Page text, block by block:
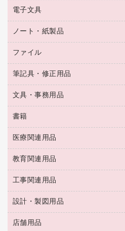
ハンドソープ・石鹸
トイレ用品
トイレ用洗剤
ティッシュペーパー
ダストボックス
タオル・アメニティ用品
スリッパ・サンダル・シューズ
スポーツ・レジャー用品
ゴミ袋
キッチン用品
食品添加物製品
タイムレコーダー
シュレッダ
ＯＨＰ用品
乾電池・充電池
フィルム・カメラ用品
デスクライト
アルバム
掃除機・クリーナー
空調・季節家電
その他電化製品
キッチン・調理家電
ＯＡタップ／延長コード
電子文具
電卓
ラベルテープ
その他電子文具
ノート・紙製品
封筒
伝票
典礼用品
帳簿
額縁
各種用紙
ルーズリーフ
バインダーノート
ファイル
名刺整理用品
板目表紙・綴込表紙
背幅が伸びるファイル
統一伝票用ファイル
収納保存用品
レターファイル
リングファイル
プレゼン用ファイル
フラットファイル
筆記具・修正用品
万年筆
消しゴム
修正液・修正ペン
修正テープ
鉛筆
マーキングペン（油性）
マーキングペン（水性）
文具・事務用品
輪ゴム
両面テープ
名札
保管・整理用品
壁面／足元収納
備品／小物ケース
透明テープ 事務用
書籍
パソコンソフト
医療関連用品
保健用品
使い捨て手袋
感染症対策用品
介護用品
医療関連用品
教育関連用品
教育関連用品
工事関連用品
工事関連用品
設計・製図用品
設計・製図用品
店舗用品